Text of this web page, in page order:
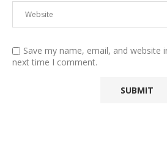
Save my name, email, and website
next time I comment.